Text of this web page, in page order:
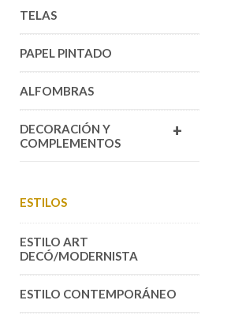
TELAS
PAPEL PINTADO
ALFOMBRAS
+
DECORACIÓN Y
COMPLEMENTOS
ESTILOS
ESTILO ART
DECÓ/MODERNISTA
ESTILO CONTEMPORÁNEO